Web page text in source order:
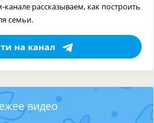
рассказываем, как построить
семьи.
на канал
видео